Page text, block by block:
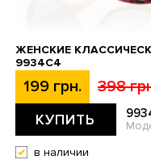
ЖЕНСКИЕ
9934C4
199 грн. 398
КУПИТЬ
в наличии